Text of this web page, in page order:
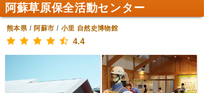
阿蘇草原保全活動センター
熊本県/ 阿蘇市 / 小里 自然史博物館
4.4